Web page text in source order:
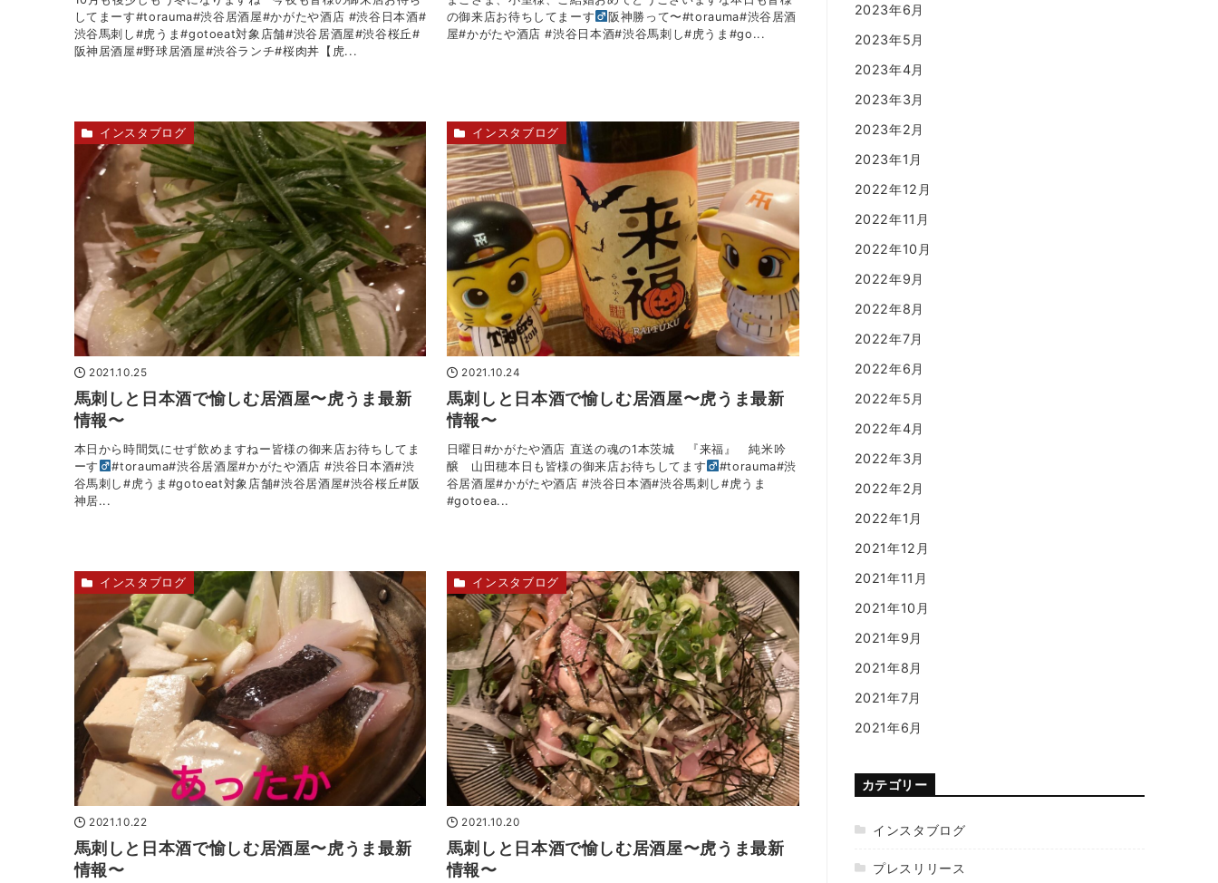
してまーす#torauma#渋谷居酒屋#かがたや酒店 #渋谷日本酒#
渋谷馬刺し#虎うま#gotoeat対象店舗#渋谷居酒屋#渋谷桜丘#
阪神居酒屋#野球居酒屋#渋谷ランチ#桜肉丼【虎...
の御来店お待ちしてまーす‍
阪神勝って〜#torauma#渋谷居酒
屋#かがたや酒店 #渋谷日本酒#渋谷馬刺し#虎うま#go...
2021.10.25
馬刺しと日本酒で愉しむ居酒屋〜虎うま最新
情報〜
本日から時間気にせず飲めますねー皆様の御来店お待ちしてま
ーす‍
#torauma#渋谷居酒屋#かがたや酒店 #渋谷日本酒#渋
谷馬刺し#虎うま#gotoeat対象店舗#渋谷居酒屋#渋谷桜丘#阪
神居...
インスタブログ
2021.10.24
馬刺しと日本酒で愉しむ居酒屋〜虎うま最新
情報〜
日曜日#かがたや酒店 直送の魂の1本茨城 『来福』 純米吟
醸 山田穂本日も皆様の御来店お待ちしてます‍
#torauma#渋
谷居酒屋#かがたや酒店 #渋谷日本酒#渋谷馬刺し#虎うま
#gotoea...
インスタブログ
2021.10.22
馬刺しと日本酒で愉しむ居酒屋〜虎うま最新
情報〜
インスタブログ
2021.10.20
馬刺しと日本酒で愉しむ居酒屋〜虎うま最新
情報〜
インスタブログ
2023年6月
2023年5月
2023年4月
2023年3月
2023年2月
2023年1月
2022年12月
2022年11月
2022年10月
2022年9月
2022年8月
2022年7月
2022年6月
2022年5月
2022年4月
2022年3月
2022年2月
2022年1月
2021年12月
2021年11月
2021年10月
2021年9月
2021年8月
2021年7月
2021年6月
カテゴリー
インスタブログ
プレスリリース